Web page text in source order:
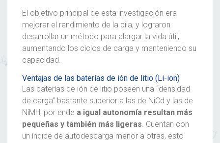
El objetivo principal de esta investigación era
mejorar el rendimiento de la pila, y lograron
desarrollar un método para alargar la vida útil,
aumentando los ciclos de carga y manteniendo su
capacidad.
Ventajas de las baterías de ión de litio (Li-ion)
Las baterías de ión de litio poseen una “densidad
de carga” bastante superior a las de NiCd y las de
NiMH, por ende a igual autonomía resultan más
pequeñas y también más ligeras. Cuentan con
un índice de autodescarga menor a otras, esto